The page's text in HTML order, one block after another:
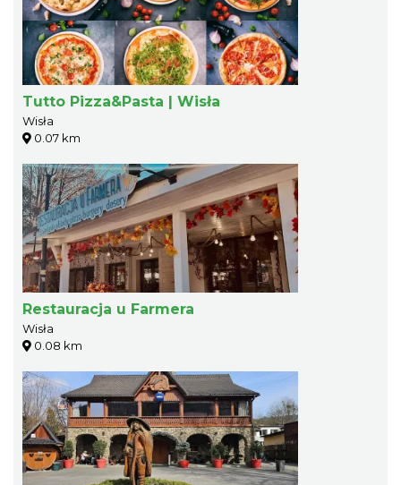
Tutto Pizza&Pasta | Wisła
Wisła
0.07 km
Restauracja u Farmera
Wisła
0.08 km